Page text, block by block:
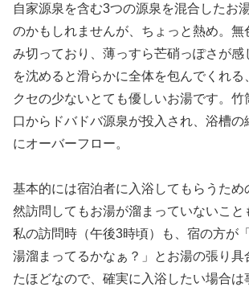
自家源泉を含む3つの源泉を混合したお
のかもしれませんが、ちょっと熱め。無
み切っており、薄っすら芒硝っぽさが感
を沈めると滑らかに全体を包んでくれ
クセの少ないとても優しいお湯です。
口からドバドバ源泉が投入され、浴槽の
にオーバーフロー。
基本的には宿泊者に入浴してもらうため
然訪問してもお湯が溜まっていないこと
私の訪問時（午後3時頃）も、宿の方が
湯溜まってるかなぁ？」とお湯の張り具
たほどなので、確実に入浴したい場合は